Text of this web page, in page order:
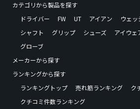
カテゴリから製品を探す
ドライバー
FW UT アイアン ウェッ
シャフト
グリップ シューズ アイウェ
グローブ
メーカーから探す
ランキングから探す
ランキングトップ
売れ筋ランキング
ク
クチコミ件数ランキング